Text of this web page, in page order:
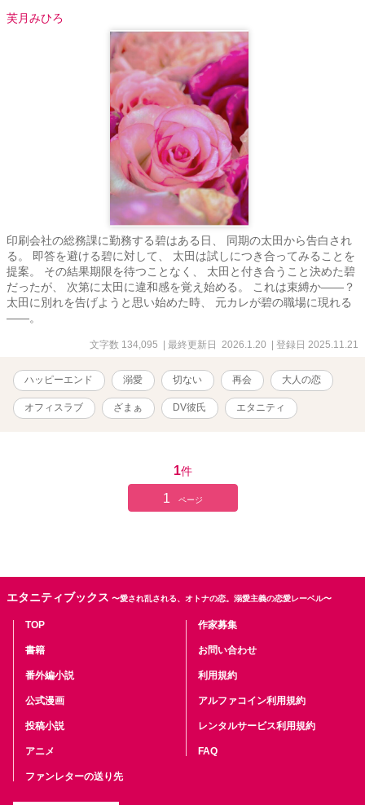
芙月みひろ
印刷会社の総務課に勤務する碧はある日、 同期の太田から告白され
る。 即答を避ける碧に対して、 太田は試しにつき合ってみることを
提案。 その結果期限を待つことなく、 太田と付き合うこと決めた碧
だったが、 次第に太田に違和感を覚え始める。 これは束縛か――？
太田に別れを告げようと思い始めた時、 元カレが碧の職場に現れる
――。
文字数 134,095 | 最終更新日 2026.1.20 | 登録日 2025.11.21
ハッピーエンド 溺愛 切ない 再会 大人の恋
オフィスラブ ざまぁ DV彼氏 エタニティ
1件
1 ページ
エタニティブックス 〜愛され乱される、オトナの恋。溺愛主義の恋愛レーベル〜
TOP
書籍
番外編小説
公式漫画
投稿小説
アニメ
ファンレターの送り先
作家募集
お問い合わせ
利用規約
アルファコイン利用規約
レンタルサービス利用規約
FAQ